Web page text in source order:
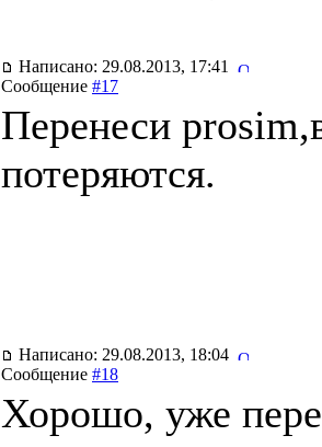
Написано: 29.08.2013, 17:41
Сообщение #17
Перенеси
потеряются.
Написано: 29.08.2013, 18:04
Сообщение #18
Хорошо, уже